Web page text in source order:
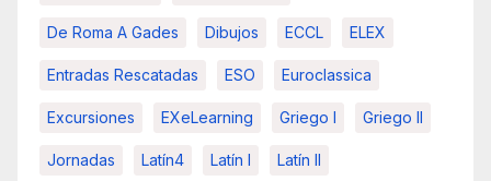
De Roma A Gades Dibujos ECCL ELEX
Entradas Rescatadas ESO Euroclassica
Excursiones EXeLearning Griego I Griego II
Jornadas Latín4 Latín I Latín II